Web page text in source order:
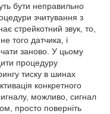
бути неправильно
зчитування з
стрейкотний звук, то,
того датчика, і
заново. У цьому
процедуру
тиску в шинах
конкретного
можливо, сигнал
просто поверніть